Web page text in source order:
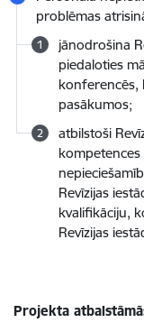
problēmas
jānodrošina
piedaloties
konferencēs,
pasākumos;
atbilstoši
Revīzijas
kvalifikāciju,
Revīzijas
Projekta